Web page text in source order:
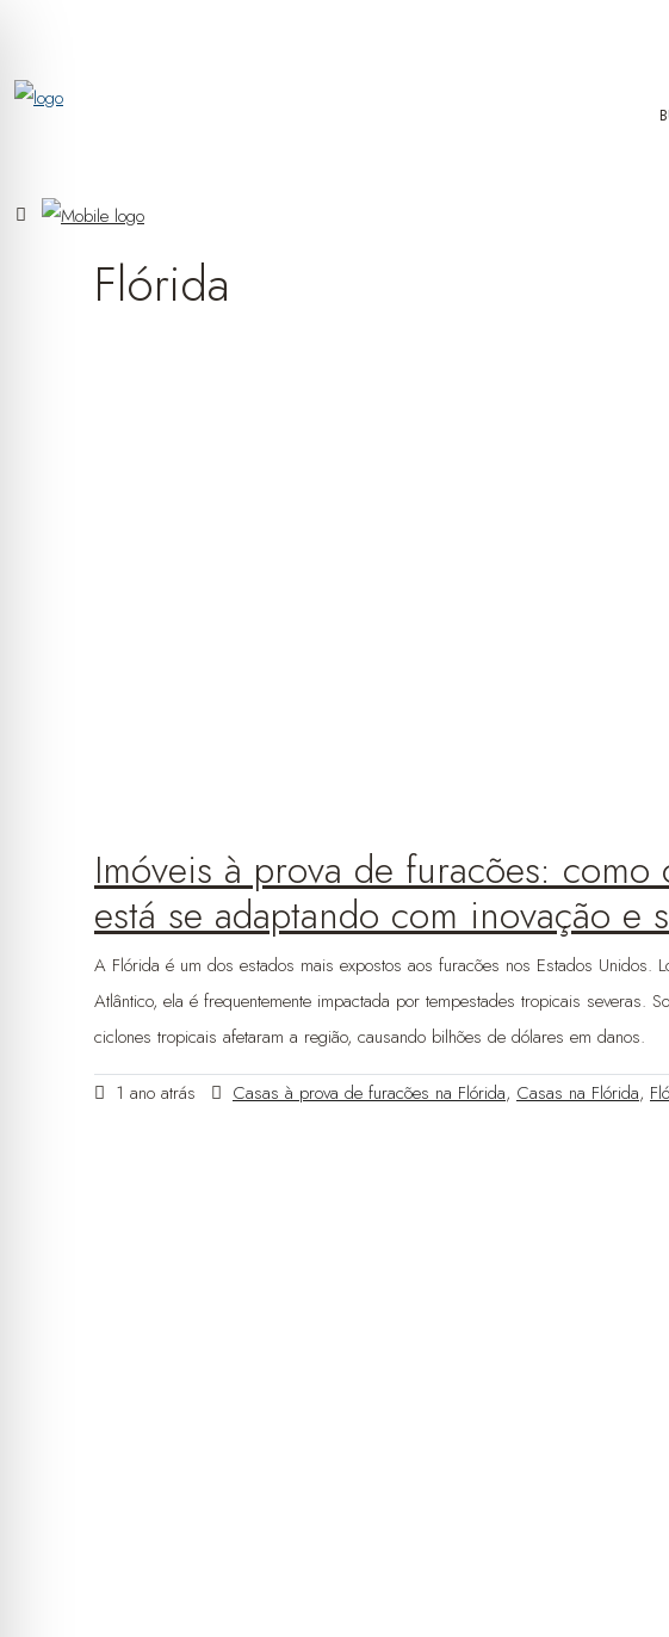
Flórida
Imóveis à prova de furacões:
está se adaptando com inovação e
A Flórida é um dos estados mais expostos aos furacões nos Estados Unidos.
Atlântico, ela é frequentemente impactada por tempestades tropicais
ciclones tropicais afetaram a região, causando bilhões de dólares em danos.
1 ano atrás Casas à prova de furacões na Flórida, Casas na Flórida,